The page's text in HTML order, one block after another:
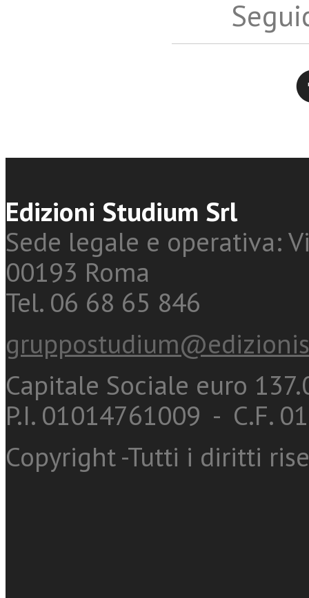
Edizioni Studium Srl
Sede legale e operativa:
00193 Roma
Tel. 06 68 65 846
Capitale Sociale euro
P.I. 01014761009 - C.F.
Copyright -Tutti i diritti